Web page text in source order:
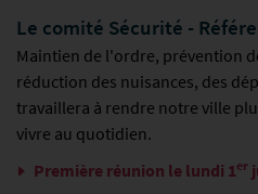
Le comité Sécurité -
Maintien de l'ordre, prévention
réduction des nuisances, des
travaillera à rendre notre ville
vivre au quotidien.
Première réunion le lundi 1er